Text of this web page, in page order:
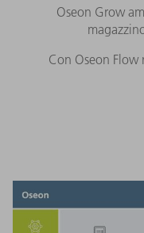
Oseon Grow
Con Oseon Flow